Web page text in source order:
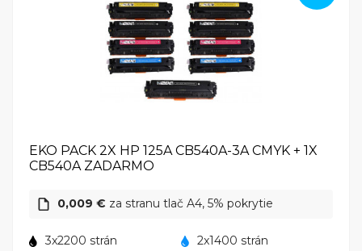
EKO PACK 2X HP 125A CB540A-3A CMYK + 1X
CB540A ZADARMO
0,009 € za stranu tlač A4, 5% pokrytie
3x2200 strán
2x1400 strán